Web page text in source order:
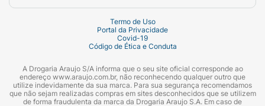
Termo de Uso
Portal da Privacidade
Covid-19
Código de Ética e Conduta
A Drogaria Araujo S/A informa que o seu site oficial corresponde ao
endereço www.araujo.com.br, não reconhecendo qualquer outro que
utilize indevidamente da sua marca. Para sua segurança recomendamos
que não sejam realizadas compras em sites desconhecidos que se utilizem
de forma fraudulenta da marca da Drogaria Araujo S.A. Em caso de